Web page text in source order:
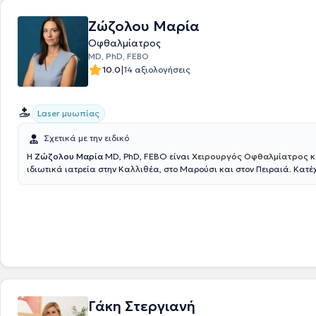
Ζώζολου Μαρία
Οφθαλμίατρος
MD, PhD, FEBO
10.0|14 αξιολογήσεις
Laser μυωπίας
Σχετικά με την ειδικό
Η Ζώζολου Μαρία MD, PhD, FEBO είναι Χειρουργός Οφθαλμίατρος
ιδιωτικά ιατρεία στην Καλλιθέα, στο Μαρούσι και στον Πειραιά.
και το 2015 ολοκλήρωσε την Κλινική και Χειρουργική Υποτροφία
Γεωργαρίου” στη Διαθλαστική Χειρουργική και τη Χειρουργική
Γάκη Στεργιανή